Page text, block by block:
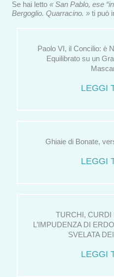
Se hai letto « San Pablo, ese
Bergoglio. Quarracino. » ti può
Paolo VI, il Concilio: è
Equilibrato su un
LEGGI
Ghiaie di Bonate,
LEGGI
TURCHI, CURDI
L’IMPUDENZA DI
SVELATA
LEGGI